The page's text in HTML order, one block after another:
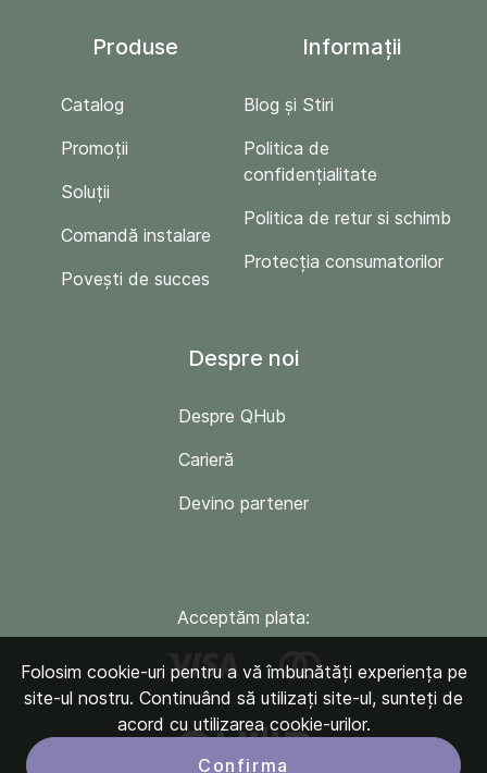
Produse
Catalog
Promoții
Soluții
Comandă instalare
Povești de succes
Informații
Blog și Stiri
Politica de
confidențialitate
Politica de retur si schimb
Protecția consumatorilor
Despre noi
Despre QHub
Carieră
Devino partener
Acceptăm plata:
Folosim cookie-uri pentru a vă îmbunătăți experiența pe
site-ul nostru. Continuând să utilizați site-ul, sunteți de
acord cu utilizarea cookie-urilor.
Confirma